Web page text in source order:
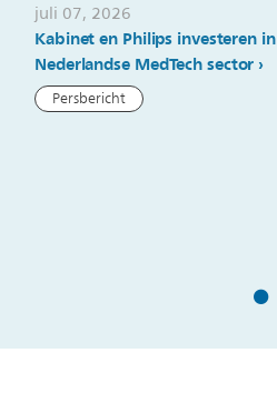
juli 07, 2026
Kabinet en Philips investeren in
Nederlandse MedTech sector
Persbericht